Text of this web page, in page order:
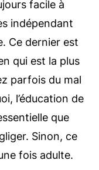
facile à
indépendant
Ce dernier est
qui est la plus
parfois du mal
l’éducation de
que
Sinon, ce
fois adulte.